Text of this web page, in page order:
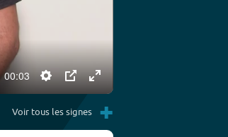
00:03
Settings
PIP Enter
fullscreen
Voir tous les signes +